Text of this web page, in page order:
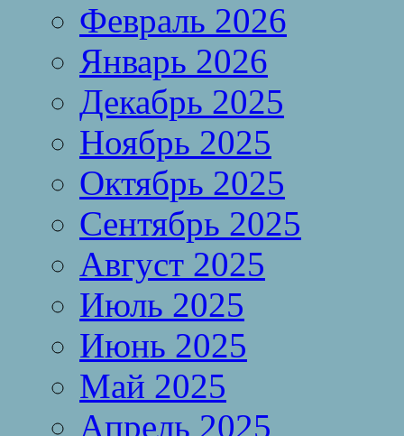
Февраль 2026
Январь 2026
Декабрь 2025
Ноябрь 2025
Октябрь 2025
Сентябрь 2025
Август 2025
Июль 2025
Июнь 2025
Май 2025
Апрель 2025